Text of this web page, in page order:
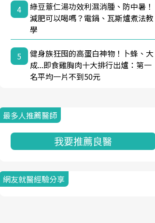
4
綠豆薏仁湯功效利濕消腫、防中暑！
減肥可以喝嗎？電鍋、瓦斯爐煮法教
學
5
健身族狂囤的高蛋白神物！卜蜂、大
成...即食雞胸肉十大排行出爐：第一
名平均一片不到50元
最多人推薦醫師
我要推薦良醫
網友就醫經驗分享